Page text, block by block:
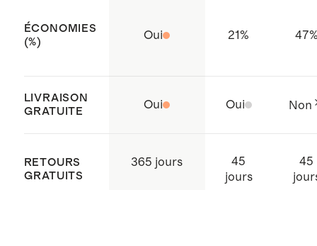
ÉCONOMIES
(%)
Oui 21% 47
LIVRAISON
GRATUITE
Oui Oui Non
RETOURS
GRATUITS
365 jours
45
jours
45